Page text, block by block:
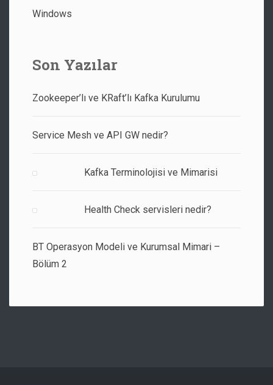
Windows
Son Yazılar
Zookeeper’lı ve KRaft’lı Kafka Kurulumu
Service Mesh ve API GW nedir?
Kafka Terminolojisi ve Mimarisi
Health Check servisleri nedir?
BT Operasyon Modeli ve Kurumsal Mimari –
Bölüm 2